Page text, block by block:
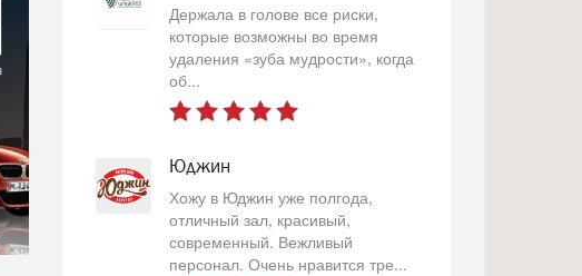
Держала в голове все риски,
которые возможны во время
удаления «зуба мудрости», когда
об...
Юджин
Хожу в Юджин уже полгода,
отличный зал, красивый,
современный. Вежливый
персонал. Очень нравится тре...